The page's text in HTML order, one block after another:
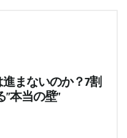
まないのか？7割
本当の壁”